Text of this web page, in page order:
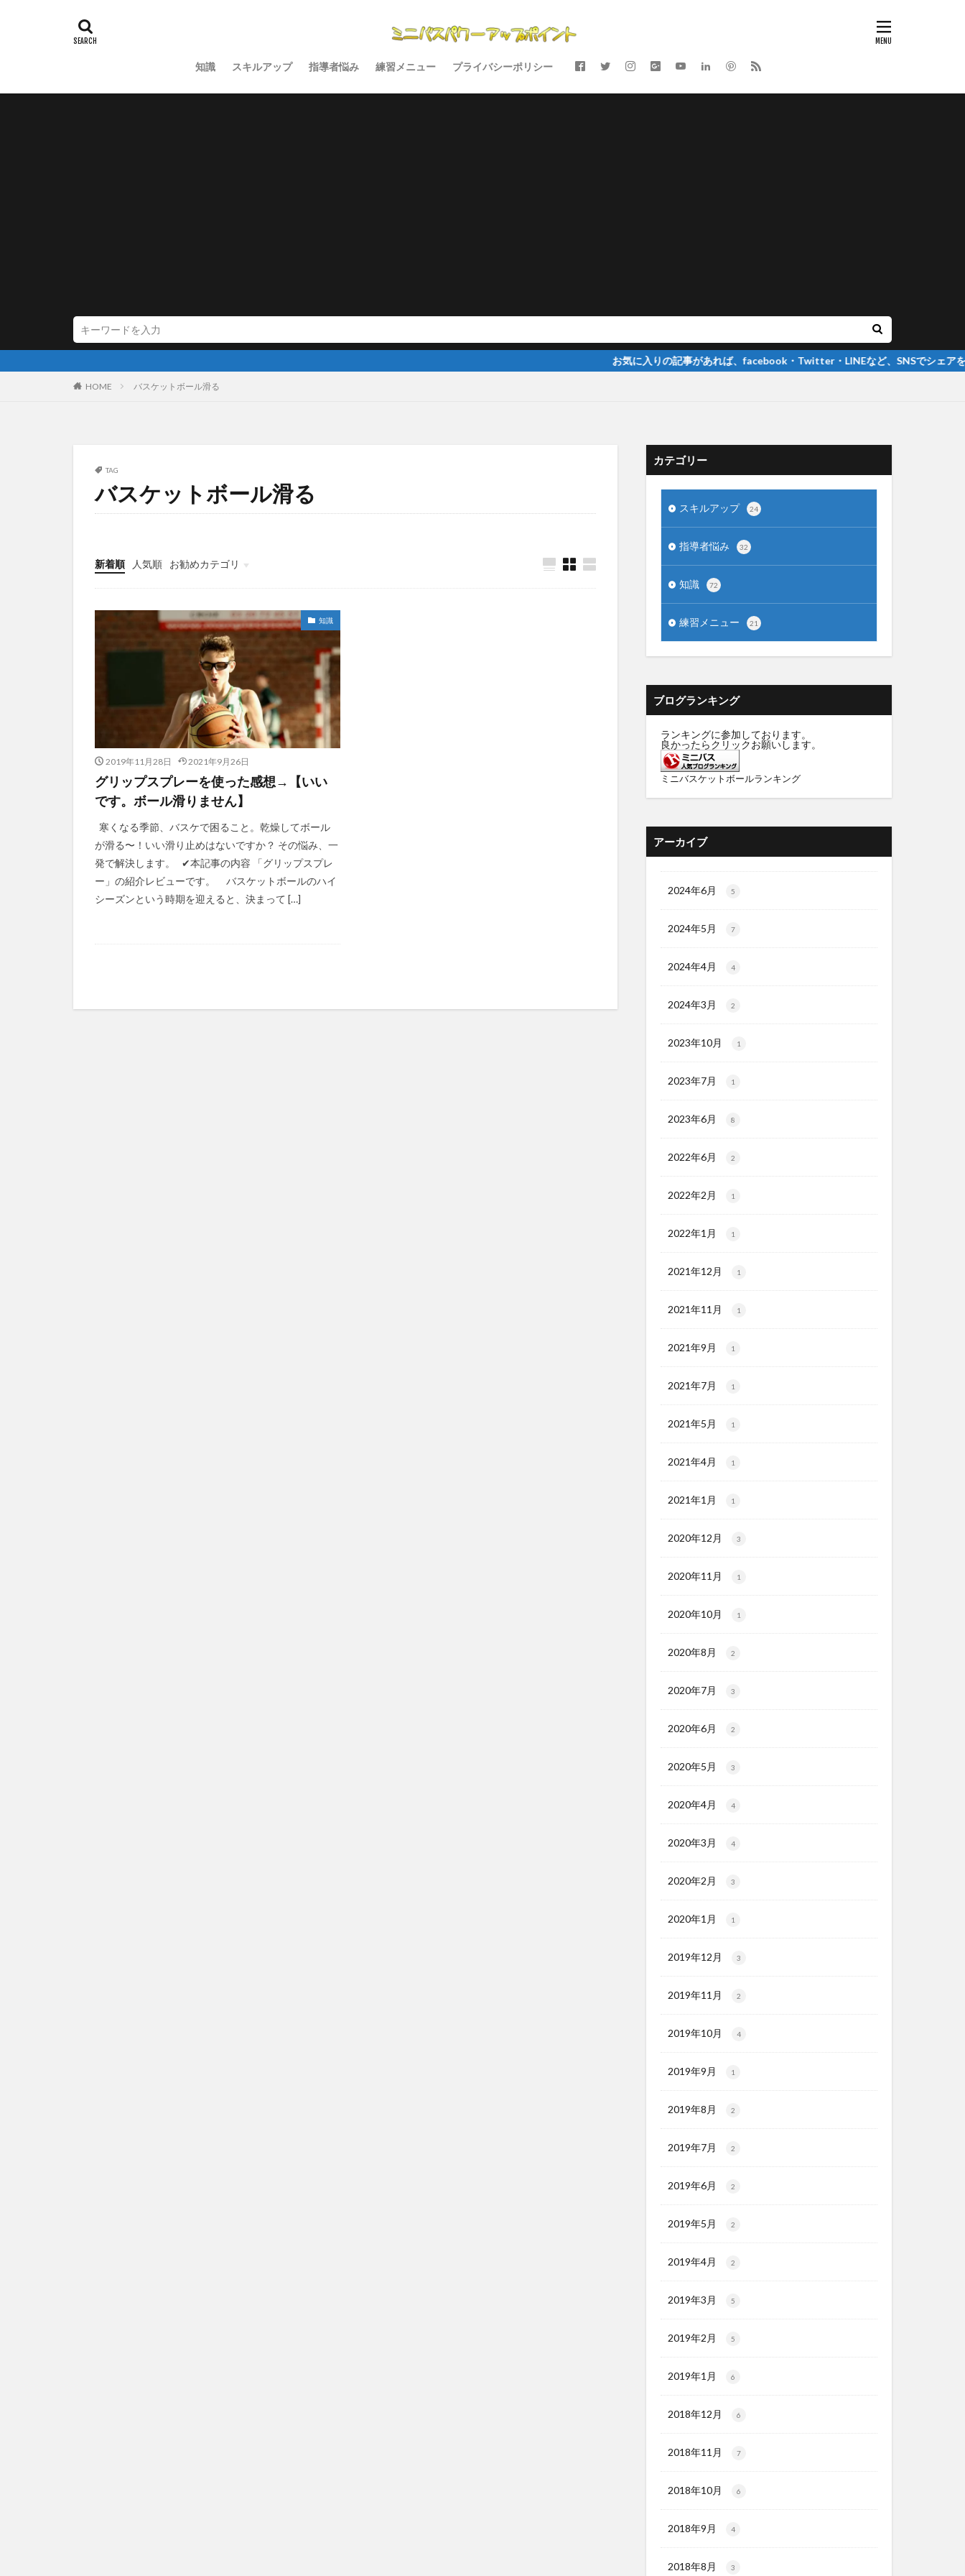
知識 スキルアップ 指導者悩み 練習メニュー プライバシーポリシー
お気に入りの記事があれば、facebook・Twitter・LINEなど、SNSでシェアをお願いします
HOME バスケットボール滑る
TAG
バスケットボール滑る
新着順 人気順
お勧めカテゴリ
指導者悩み
知識
2019年11月28日 2021年9月26日
グリップスプレーを使った感想→【いい
です。ボール滑りません】
寒くなる季節、バスケで困ること。乾燥してボール
が滑る〜！いい滑り止めはないですか？ その悩み、一
発で解決します。 ✔︎本記事の内容 「グリップスプレ
ー」の紹介レビューです。 バスケットボールのハイ
シーズンという時期を迎えると、決まって […]
カテゴリー
スキルアップ 24
指導者悩み 32
知識 72
練習メニュー 21
ブログランキング
ランキングに参加しております。
良かったらクリックお願いします。
ミニバスケットボールランキング
アーカイブ
2024年6月 5
2024年5月 7
2024年4月 4
2024年3月 2
2023年10月 1
2023年7月 1
2023年6月 8
2022年6月 2
2022年2月 1
2022年1月 1
2021年12月 1
2021年11月 1
2021年9月 1
2021年7月 1
2021年5月 1
2021年4月 1
2021年1月 1
2020年12月 3
2020年11月 1
2020年10月 1
2020年8月 2
2020年7月 3
2020年6月 2
2020年5月 3
2020年4月 4
2020年3月 4
2020年2月 3
2020年1月 1
2019年12月 3
2019年11月 2
2019年10月 4
2019年9月 1
2019年8月 2
2019年7月 2
2019年6月 2
2019年5月 2
2019年4月 2
2019年3月 5
2019年2月 5
2019年1月 6
2018年12月 6
2018年11月 7
2018年10月 6
2018年9月 4
2018年8月 3